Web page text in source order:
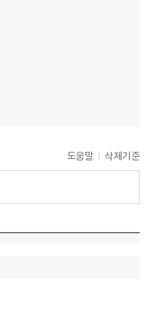
도움말 삭제기준